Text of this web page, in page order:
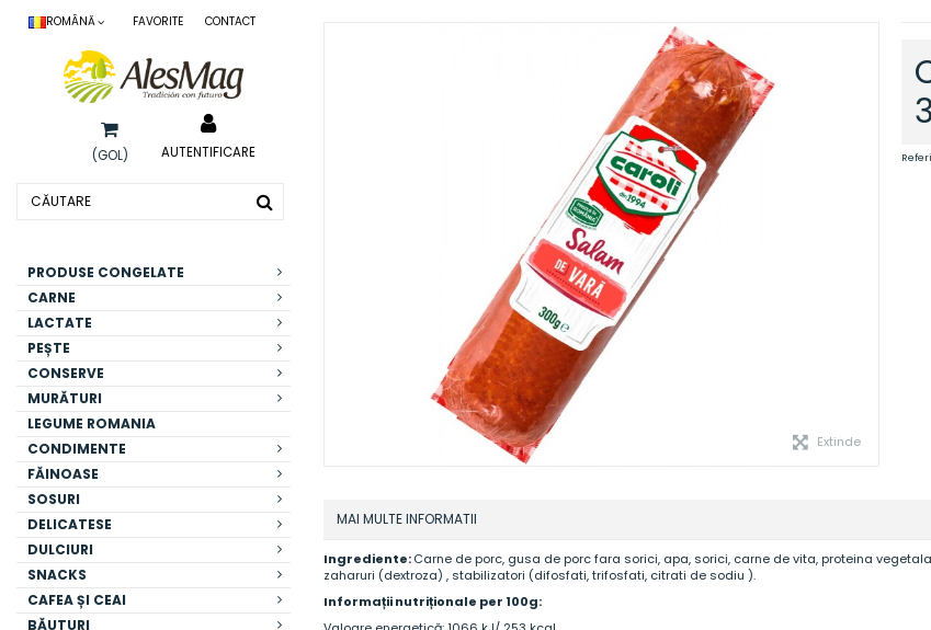
ROMÂNĂ FAVORITE CONTACT
(GOL) AUTENTIFICARE
PRODUSE CONGELATE
CARNE
LACTATE
PEȘTE
CONSERVE
MURĂTURI
LEGUME ROMANIA
CONDIMENTE
FĂINOASE
SOSURI
DELICATESE
DULCIURI
SNACKS
CAFEA ȘI CEAI
BĂUTURI
Extinde
MAI MULTE INFORMATII
Ingrediente:Carne de porc, gusa de porc fara sorici, apa, sorici, carne de vita, proteina
zaharuri (dextroza) , stabilizatori (difosfati, trifosfati, citrati de sodiu ).
Informații nutriționale per 100g: